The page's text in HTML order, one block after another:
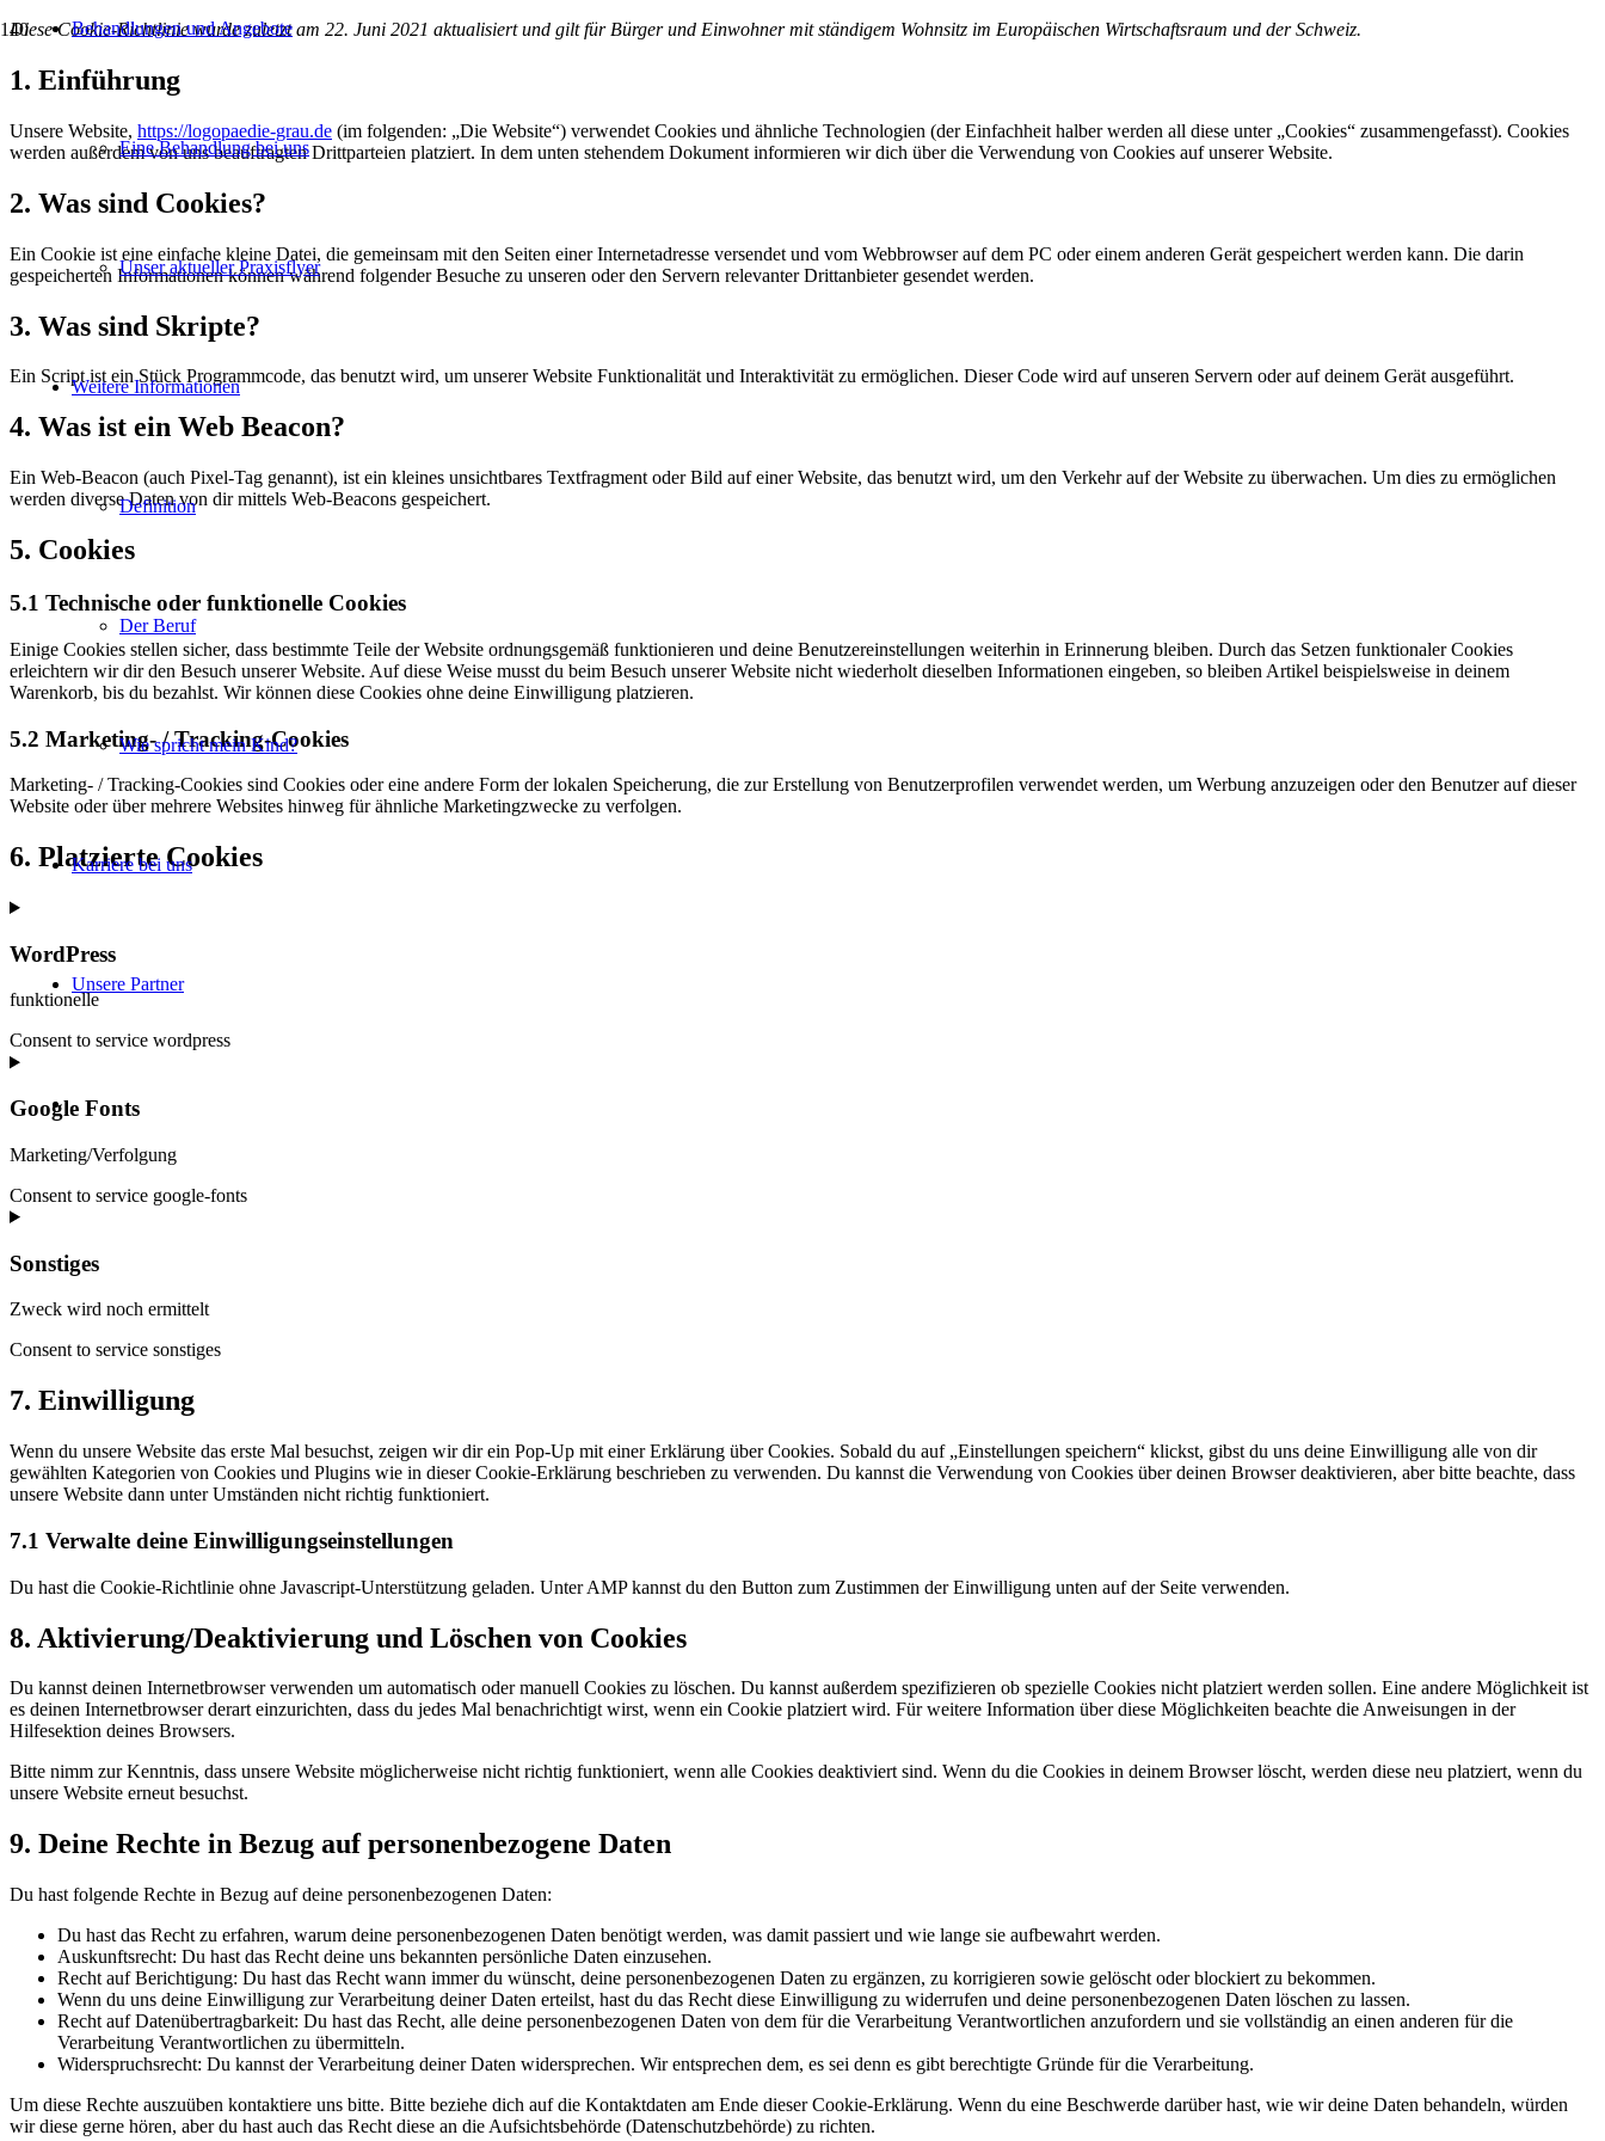
Behandlungen und Angebote
Eine Behandlung bei uns
Unser aktueller Praxisflyer
Weitere Informationen
Definition
Der Beruf
Wie spricht mein Kind?
Karriere bei uns
Unsere Partner
Diese Cookie-Richtlinie wurde zuletzt am 22. Juni 2021 aktualisiert und gilt für Bürger und Einwohner mit ständigem Wohnsitz im Europäischen Wirtschaftsraum und der Schweiz.
1. Einführung
Unsere Website, https://logopaedie-grau.de (im folgenden: „Die Website“) verwendet Cookies und ähnliche Technologien (der Einfachheit halber werden all diese unter „Cookies“ zusammengefasst). Cookies
werden außerdem von uns beauftragten Drittparteien platziert. In dem unten stehendem Dokument informieren wir dich über die Verwendung von Cookies auf unserer Website.
2. Was sind Cookies?
Ein Cookie ist eine einfache kleine Datei, die gemeinsam mit den Seiten einer Internetadresse versendet und vom Webbrowser auf dem PC oder einem anderen Gerät gespeichert werden kann. Die darin
gespeicherten Informationen können während folgender Besuche zu unseren oder den Servern relevanter Drittanbieter gesendet werden.
3. Was sind Skripte?
Ein Script ist ein Stück Programmcode, das benutzt wird, um unserer Website Funktionalität und Interaktivität zu ermöglichen. Dieser Code wird auf unseren Servern oder auf deinem Gerät ausgeführt.
4. Was ist ein Web Beacon?
Ein Web-Beacon (auch Pixel-Tag genannt), ist ein kleines unsichtbares Textfragment oder Bild auf einer Website, das benutzt wird, um den Verkehr auf der Website zu überwachen. Um dies zu ermöglichen
werden diverse Daten von dir mittels Web-Beacons gespeichert.
5. Cookies
5.1 Technische oder funktionelle Cookies
Einige Cookies stellen sicher, dass bestimmte Teile der Website ordnungsgemäß funktionieren und deine Benutzereinstellungen weiterhin in Erinnerung bleiben. Durch das Setzen funktionaler Cookies
erleichtern wir dir den Besuch unserer Website. Auf diese Weise musst du beim Besuch unserer Website nicht wiederholt dieselben Informationen eingeben, so bleiben Artikel beispielsweise in deinem
Warenkorb, bis du bezahlst. Wir können diese Cookies ohne deine Einwilligung platzieren.
5.2 Marketing- / Tracking-Cookies
Marketing- / Tracking-Cookies sind Cookies oder eine andere Form der lokalen Speicherung, die zur Erstellung von Benutzerprofilen verwendet werden, um Werbung anzuzeigen oder den Benutzer auf dieser
Website oder über mehrere Websites hinweg für ähnliche Marketingzwecke zu verfolgen.
6. Platzierte Cookies
WordPress
funktionelle
Consent to service wordpress
Google Fonts
Marketing/Verfolgung
Consent to service google-fonts
Sonstiges
Zweck wird noch ermittelt
Consent to service sonstiges
7. Einwilligung
Wenn du unsere Website das erste Mal besuchst, zeigen wir dir ein Pop-Up mit einer Erklärung über Cookies. Sobald du auf „Einstellungen speichern“ klickst, gibst du uns deine Einwilligung alle von dir
gewählten Kategorien von Cookies und Plugins wie in dieser Cookie-Erklärung beschrieben zu verwenden. Du kannst die Verwendung von Cookies über deinen Browser deaktivieren, aber bitte beachte, dass
unsere Website dann unter Umständen nicht richtig funktioniert.
7.1 Verwalte deine Einwilligungseinstellungen
Du hast die Cookie-Richtlinie ohne Javascript-Unterstützung geladen. Unter AMP kannst du den Button zum Zustimmen der Einwilligung unten auf der Seite verwenden.
8. Aktivierung/Deaktivierung und Löschen von Cookies
Du kannst deinen Internetbrowser verwenden um automatisch oder manuell Cookies zu löschen. Du kannst außerdem spezifizieren ob spezielle Cookies nicht platziert werden sollen. Eine andere Möglichkeit ist
es deinen Internetbrowser derart einzurichten, dass du jedes Mal benachrichtigt wirst, wenn ein Cookie platziert wird. Für weitere Information über diese Möglichkeiten beachte die Anweisungen in der
Hilfesektion deines Browsers.
Bitte nimm zur Kenntnis, dass unsere Website möglicherweise nicht richtig funktioniert, wenn alle Cookies deaktiviert sind. Wenn du die Cookies in deinem Browser löscht, werden diese neu platziert, wenn du
unsere Website erneut besuchst.
9. Deine Rechte in Bezug auf personenbezogene Daten
Du hast folgende Rechte in Bezug auf deine personenbezogenen Daten:
Du hast das Recht zu erfahren, warum deine personenbezogenen Daten benötigt werden, was damit passiert und wie lange sie aufbewahrt werden.
Auskunftsrecht: Du hast das Recht deine uns bekannten persönliche Daten einzusehen.
Recht auf Berichtigung: Du hast das Recht wann immer du wünscht, deine personenbezogenen Daten zu ergänzen, zu korrigieren sowie gelöscht oder blockiert zu bekommen.
Wenn du uns deine Einwilligung zur Verarbeitung deiner Daten erteilst, hast du das Recht diese Einwilligung zu widerrufen und deine personenbezogenen Daten löschen zu lassen.
Recht auf Datenübertragbarkeit: Du hast das Recht, alle deine personenbezogenen Daten von dem für die Verarbeitung Verantwortlichen anzufordern und sie vollständig an einen anderen für die
Verarbeitung Verantwortlichen zu übermitteln.
Widerspruchsrecht: Du kannst der Verarbeitung deiner Daten widersprechen. Wir entsprechen dem, es sei denn es gibt berechtigte Gründe für die Verarbeitung.
Um diese Rechte auszuüben kontaktiere uns bitte. Bitte beziehe dich auf die Kontaktdaten am Ende dieser Cookie-Erklärung. Wenn du eine Beschwerde darüber hast, wie wir deine Daten behandeln, würden
wir diese gerne hören, aber du hast auch das Recht diese an die Aufsichtsbehörde (Datenschutzbehörde) zu richten.